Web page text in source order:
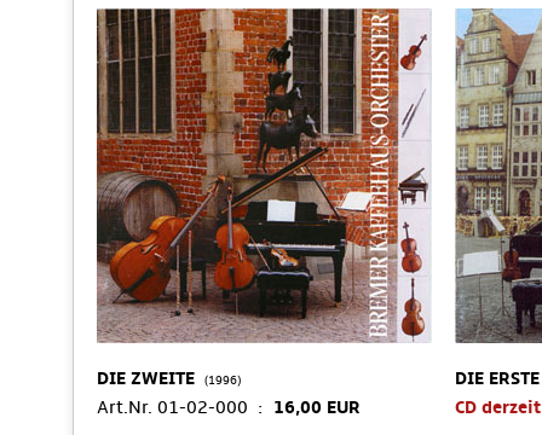
DIE ZWEITE (1996)
Art.Nr. 01-02-000 : 16,00 EUR
DIE ERSTE
CD